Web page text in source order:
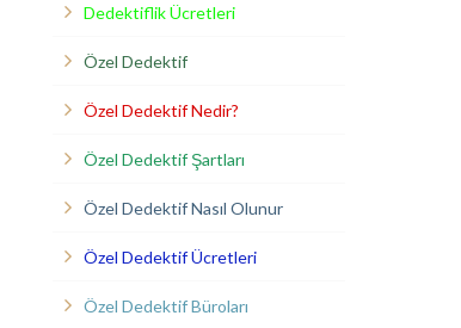
Dedektiflik Ücretleri
Özel Dedektif
Özel Dedektif Nedir?
Özel Dedektif Şartları
Özel Dedektif Nasıl Olunur
Özel Dedektif Ücretleri
Özel Dedektif Büroları